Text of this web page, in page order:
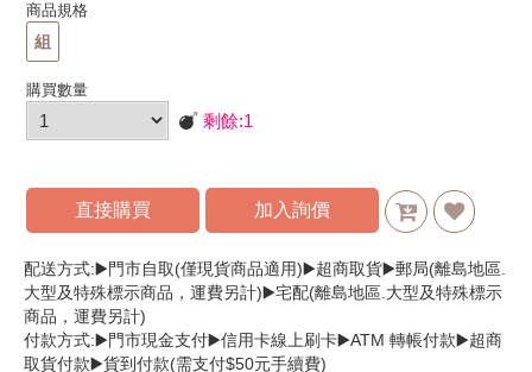
商品規格
組
購買數量
剩餘:1
直接購買 加入詢價
配送方式:▶️門市自取(僅現貨商品適用)▶️超商取貨▶️郵局(離島地區.
大型及特殊標示商品，運費另計)▶️宅配(離島地區.大型及特殊標示
商品，運費另計)
付款方式:▶️門市現金支付▶️信用卡線上刷卡▶️ATM 轉帳付款▶️超商
取貨付款▶️貨到付款(需支付$50元手續費)